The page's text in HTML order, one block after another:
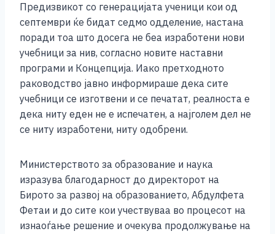
Предизвикот со генерацијата ученици кои од
септември ќе бидат седмо одделение, настана
поради тоа што досега не беа изработени нови
учебници за нив, согласно новите наставни
програми и Концепција. Иако претходното
раководство јавно информираше дека сите
учебници се изготвени и се печатат, реалноста е
дека ниту еден не е испечатен, а најголем дел не
се ниту изработени, ниту одобрени.
Министерството за образование и наука
изразува благодарност до директорот на
Бирото за развој на образованието, Абдулфета
Фетаи и до сите кои учествуваа во процесот на
изнаоѓање решение и очекува продолжување на